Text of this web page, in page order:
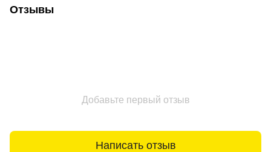
Отзывы
Добавьте первый отзыв
Написать отзыв